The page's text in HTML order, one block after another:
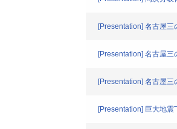
[Presentation] 名古屋
[Presentation] 名古屋
[Presentation] 名古屋
[Presentation] 巨大地